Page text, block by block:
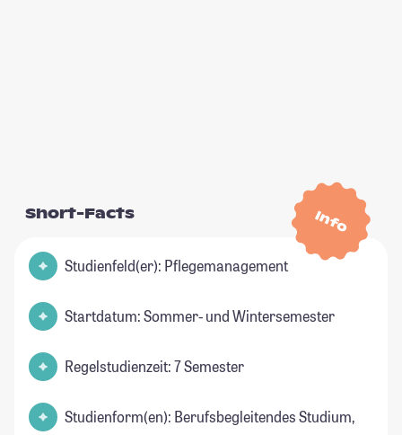
Info
Short-Facts
Studienfeld(er): Pflegemanagement
Startdatum: Sommer- und Wintersemester
Regelstudienzeit: 7 Semester
Studienform(en): Berufsbegleitendes Studium,